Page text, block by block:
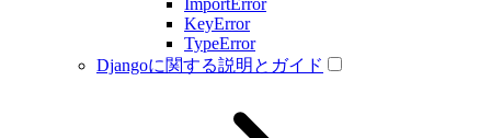
ImportError
KeyError
TypeError
Djangoに関する説明とガイド